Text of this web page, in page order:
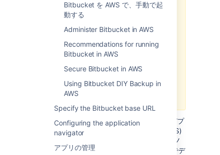
Bitbucket を AWS で、手動で起
動する
Administer Bitbucket in AWS
Recommendations for running
Bitbucket in AWS
Secure Bitbucket in AWS
Using Bitbucket DIY Backup in
AWS
Specify the Bitbucket base URL
Configuring the application
navigator
アプリの管理
AWS は、現在、AWS クイック スタ
ート テンプレートで使用される起
動設定を
起動テンプレートに切り替
クイック スタート テンプレートの
サポートは終了しているため、アト
ラシアンではこの切り替えを行う予
ンプレートを使用して起動設定を作
成することはできません。
Data Center インスタンスをクラスタ環境でデプ
ロイする場合は、Amazon Web Services (AWS)
の利用をご検討ください。AWS では、追加のノ
ードをサイズ変更してすばやく起動することでデ